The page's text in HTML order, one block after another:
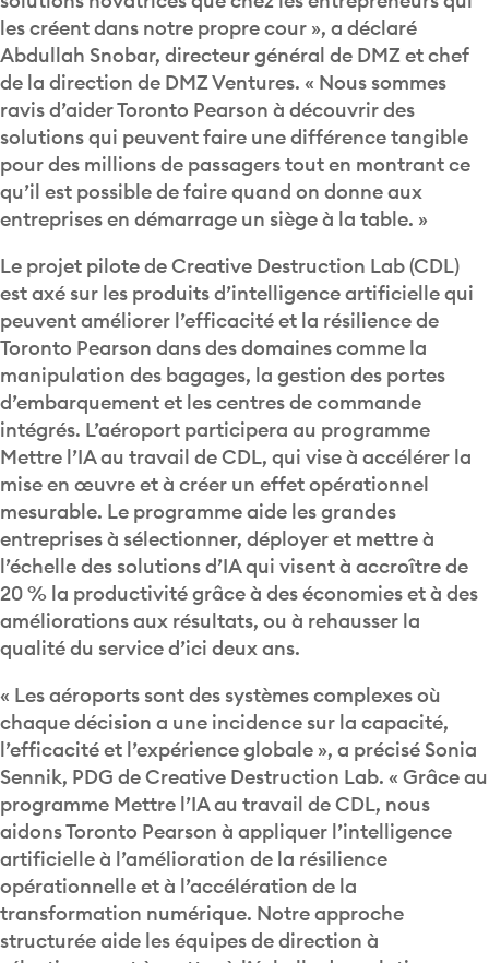
les créent dans notre propre cour », a déclaré
Abdullah Snobar, directeur général de DMZ et chef
de la direction de DMZ Ventures. « Nous sommes
ravis d’aider Toronto Pearson à découvrir des
solutions qui peuvent faire une différence tangible
pour des millions de passagers tout en montrant ce
qu’il est possible de faire quand on donne aux
entreprises en démarrage un siège à la table. »
Le projet pilote de Creative Destruction Lab (CDL)
est axé sur les produits d’intelligence artificielle qui
peuvent améliorer l’efficacité et la résilience de
Toronto Pearson dans des domaines comme la
manipulation des bagages, la gestion des portes
d’embarquement et les centres de commande
intégrés. L’aéroport participera au programme
Mettre l’IA au travail de CDL, qui vise à accélérer la
mise en œuvre et à créer un effet opérationnel
mesurable. Le programme aide les grandes
entreprises à sélectionner, déployer et mettre à
l’échelle des solutions d’IA qui visent à accroître de
20 % la productivité grâce à des économies et à des
améliorations aux résultats, ou à rehausser la
qualité du service d’ici deux ans.
« Les aéroports sont des systèmes complexes où
chaque décision a une incidence sur la capacité,
l’efficacité et l’expérience globale », a précisé Sonia
Sennik, PDG de Creative Destruction Lab. « Grâce au
programme Mettre l’IA au travail de CDL, nous
aidons Toronto Pearson à appliquer l’intelligence
artificielle à l’amélioration de la résilience
opérationnelle et à l’accélération de la
transformation numérique. Notre approche
structurée aide les équipes de direction à